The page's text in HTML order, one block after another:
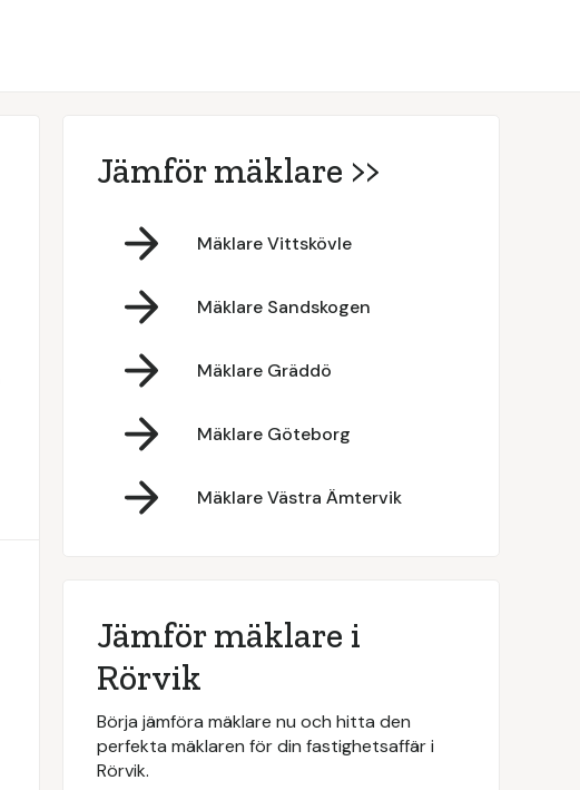
Jämför mäklare >>
Mäklare Vittskövle
Mäklare Sandskogen
Mäklare Gräddö
Mäklare Göteborg
Mäklare Västra Ämtervik
Jämför mäklare i
Rörvik
Börja jämföra mäklare nu och hitta den
perfekta mäklaren för din fastighetsaffär i
Rörvik.